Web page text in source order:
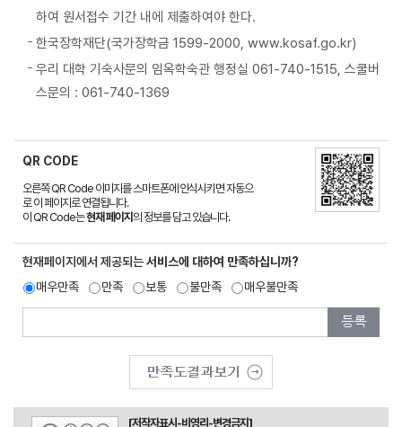
하여 원서접수 기간 내에 제출하여야 한다.
한국장학재단(국가장학금 1599-2000, www.kosaf.go.kr)
우리 대학 기숙사문의 임옥학숙관 행정실 061-740-1515, 스쿨버
스문의 : 061-740-1369
QR CODE
오른쪽 QR Code 이미지를 스마트폰에 인식시키면 자동으
로 이 페이지로 연결됩니다.
이 QR Code는현재 페이지의 정보를 담고 있습니다.
현재페이지에서 제공되는서비스에 대하여 만족하십니까?
매우만족
만족 보통 불만족 매우불만족
[저작자표시-비영리-변경금지]